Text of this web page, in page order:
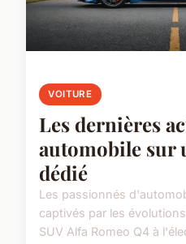
VOITURE
Les dernières
automobile sur
dédié
Les passionnés
captivés par les
SUV Alfa Romeo Q4 à